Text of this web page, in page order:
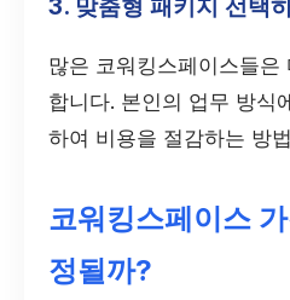
3. 맞춤형 패키지 선택
많은 코워킹스페이스들은
합니다. 본인의 업무 방식
하여 비용을 절감하는 방
코워킹스페이스
정될까?